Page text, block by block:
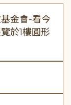
基金會-看今
於1樓圓形